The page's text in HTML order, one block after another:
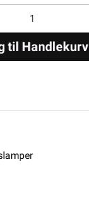
til Handlekurv